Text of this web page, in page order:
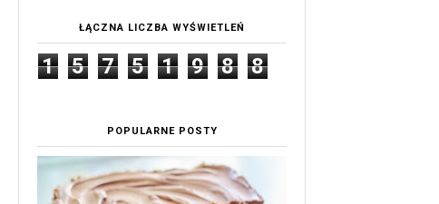
ŁĄCZNA LICZBA WYŚWIETLEŃ
1 5 7 5 1 9 8 8
POPULARNE POSTY